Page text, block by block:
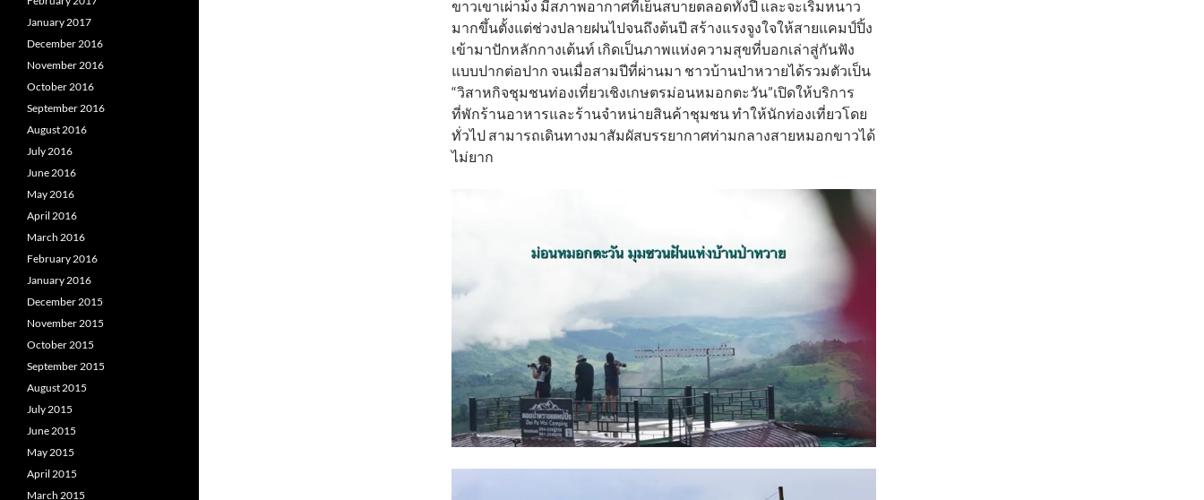
ขาวเขาเผ่าม้ง มีสภาพอากาศที่เย็นสบายตลอดทั้งปี และจะเริ่มหนาว
มากขึ้นตั้งแต่ช่วงปลายฝนไปจนถึงต้นปี สร้างแรงจูงใจให้สายแคมป์ปิ้ง
เข้ามาปักหลักกางเต้นท์ เกิดเป็นภาพแห่งความสุขที่บอกเล่าสู่กันฟัง
แบบปากต่อปาก จนเมื่อสามปีที่ผ่านมา ชาวบ้านป่าหวายได้รวมตัวเป็น
“วิสาหกิจชุมชนท่องเที่ยวเชิงเกษตรม่อนหมอกตะวัน”เปิดให้บริการ
ที่พักร้านอาหารและร้านจำหน่ายสินค้าชุมชน ทำให้นักท่องเที่ยวโดย
ทั่วไป สามารถเดินทางมาสัมผัสบรรยากาศท่ามกลางสายหมอกขาวได้
ไม่ยาก
January 2017
December 2016
November 2016
October 2016
September 2016
August 2016
July 2016
June 2016
May 2016
April 2016
March 2016
February 2016
January 2016
December 2015
November 2015
October 2015
September 2015
August 2015
July 2015
June 2015
May 2015
April 2015
March 2015